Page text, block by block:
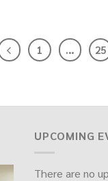
1 … 25
UPCOMING
There are no